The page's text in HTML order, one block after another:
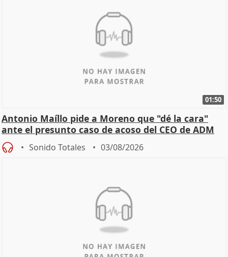
01:50
Antonio Maíllo pide a Moreno que "dé la cara"
ante el presunto caso de acoso del CEO de ADM
Sonido Totales 03/08/2026